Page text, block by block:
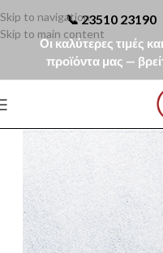
📞23510 23190
Οι καλύτερες τιμές
προϊόντα μας —
Skip to navigation
Skip to main content